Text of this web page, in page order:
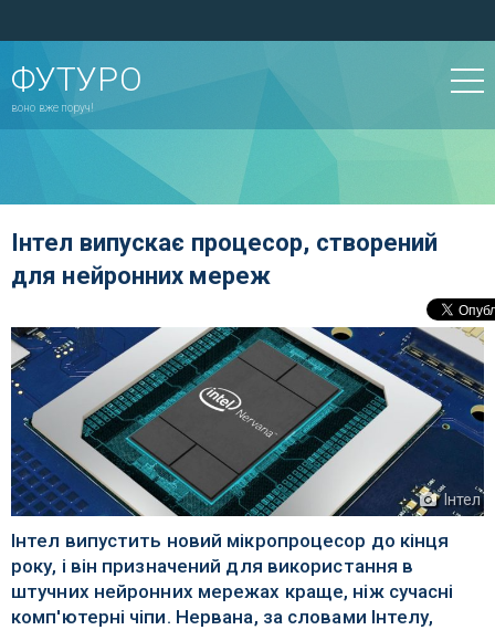
ФУТУРО
воно вже поруч!
Інтел випускає процесор, створений
для нейронних мереж
Інтел
Інтел випустить новий мікропроцесор до кінця
року, і він призначений для використання в
штучних нейронних мережах краще, ніж сучасні
комп'ютерні чіпи. Нервана, за словами Інтелу,